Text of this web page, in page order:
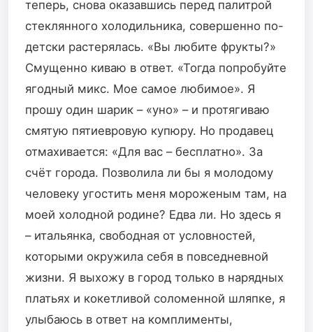
теперь, снова оказавшись перед палитрой
стеклянного холодильника, совершенно по-
детски растерялась. «Вы любите фрукты?»
Смущенно киваю в ответ. «Тогда попробуйте
ягодный микс. Мое самое любимое». Я
прошу один шарик – «уно» – и протягиваю
смятую пятиевровую купюру. Но продавец
отмахивается: «Для вас – бесплатно». За
счёт города. Позволила ли бы я молодому
человеку угостить меня мороженым там, на
моей холодной родине? Едва ли. Но здесь я
– итальянка, свободная от условностей,
которыми окружила себя в повседневной
жизни. Я выхожу в город только в нарядных
платьях и кокетливой соломенной шляпке, я
улыбаюсь в ответ на комплименты,